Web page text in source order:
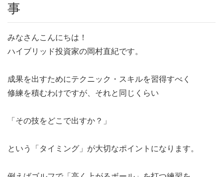
事
みなさんこんにちは！
ハイブリッド投資家の岡村直紀です。
成果を出すためにテクニック・スキルを習得すべく
修練を積むわけですが、それと同じくらい
「その技をどこで出すか？」
という「タイミング」が大切なポイントになります。